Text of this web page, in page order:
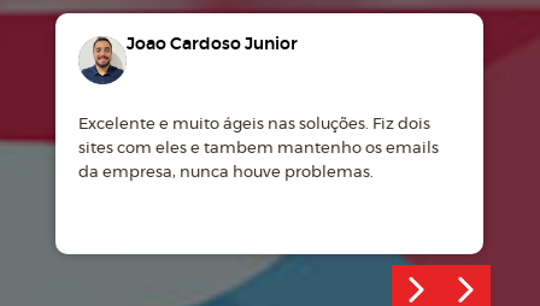
Joao Cardoso Junior
Excelente e muito ágeis nas soluções. Fiz dois
sites com eles e tambem mantenho os emails
da empresa, nunca houve problemas.